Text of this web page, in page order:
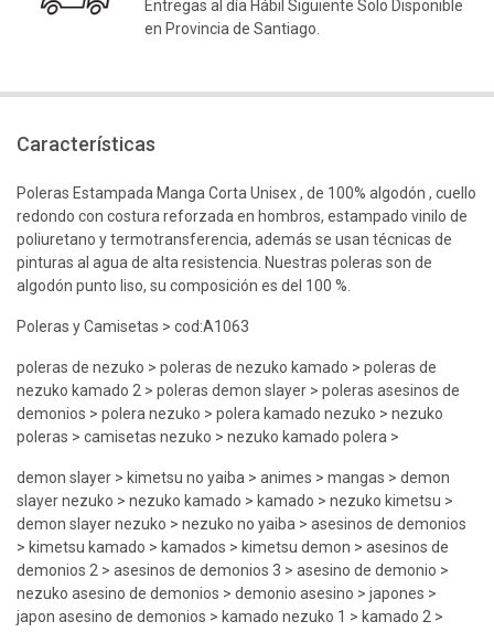
Entregas al día Hábil Siguiente Solo Disponible
en Provincia de Santiago.
Características
Poleras Estampada Manga Corta Unisex , de 100% algodón , cuello
redondo con costura reforzada en hombros, estampado vinilo de
poliuretano y termotransferencia, además se usan técnicas de
pinturas al agua de alta resistencia. Nuestras poleras son de
algodón punto liso, su composición es del 100 %.
Poleras y Camisetas > cod:A1063
poleras de nezuko > poleras de nezuko kamado > poleras de
nezuko kamado 2 > poleras demon slayer > poleras asesinos de
demonios > polera nezuko > polera kamado nezuko > nezuko
poleras > camisetas nezuko > nezuko kamado polera >
demon slayer > kimetsu no yaiba > animes > mangas > demon
slayer nezuko > nezuko kamado > kamado > nezuko kimetsu >
demon slayer nezuko > nezuko no yaiba > asesinos de demonios
> kimetsu kamado > kamados > kimetsu demon > asesinos de
demonios 2 > asesinos de demonios 3 > asesino de demonio >
nezuko asesino de demonios > demonio asesino > japones >
japon asesino de demonios > kamado nezuko 1 > kamado 2 >